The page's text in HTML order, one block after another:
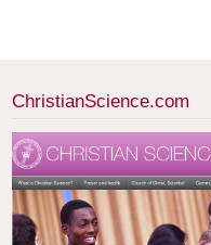
ChristianScience.com